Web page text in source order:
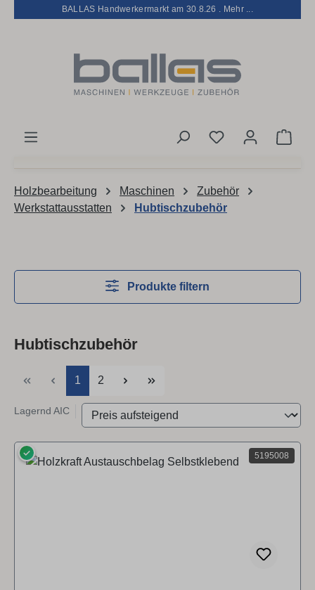
Zum Hauptinhalt springen
BALLAS Handwerkermarkt am 30.8.26 . Mehr ...
Du hast 0
Holzbearbeitung Maschinen
Zubehör
Werkstattausstatten
Hubtischzubehör
Produkte filtern
Hubtischzubehör
Seite
1 Seite
2
Lagernd AIC
5195008
✓